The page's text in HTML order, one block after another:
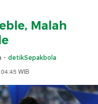
Malah
- detikSepakbola
WIB